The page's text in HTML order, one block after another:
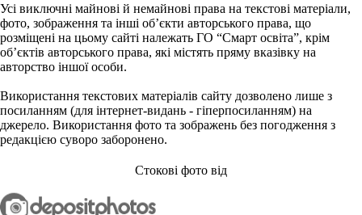
Усі виключні майнові й немайнові права на текстові матеріали,
фото, зображення та інші об’єкти авторського права, що
розміщені на цьому сайті належать ГО “Смарт освіта”, крім
об’єктів авторського права, які містять пряму вказівку на
авторство іншої особи.
Використання текстових матеріалів сайту дозволено лише з
посиланням (для інтернет-видань - гіперпосиланням) на
джерело. Використання фото та зображень без погодження з
редакцією суворо заборонено.
Стокові фото від